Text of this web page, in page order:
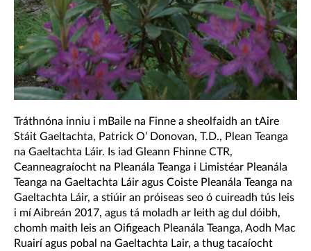
Tráthnóna inniu i mBaile na Finne a sheolfaidh an tAire
Stáit Gaeltachta, Patrick O’ Donovan, T.D., Plean Teanga
na Gaeltachta Láir. Is iad Gleann Fhinne CTR,
Ceanneagraíocht na Pleanála Teanga i Limistéar Pleanála
Teanga na Gaeltachta Láir agus Coiste Pleanála Teanga na
Gaeltachta Láir, a stiúir an próiseas seo ó cuireadh tús leis
i mí Aibreán 2017, agus tá moladh ar leith ag dul dóibh,
chomh maith leis an Oifigeach Pleanála Teanga, Aodh Mac
Ruairí agus pobal na Gaeltachta Lair, a thug tacaíocht